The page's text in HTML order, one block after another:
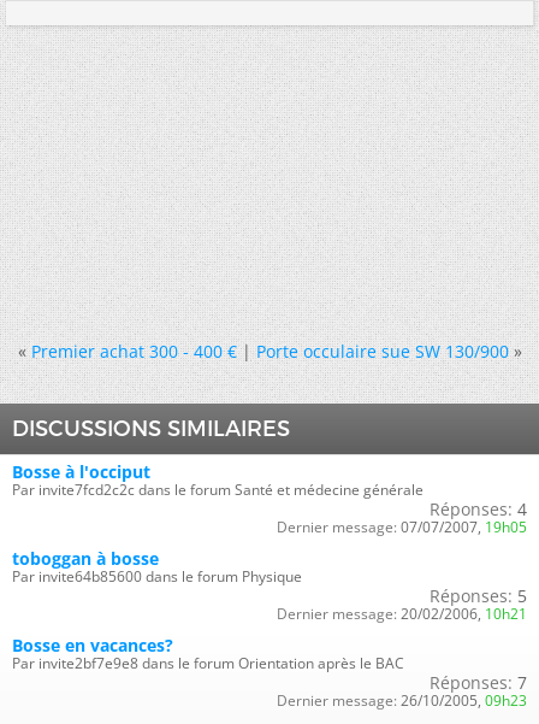
« Premier achat 300 - 400|Porte occulaire sue SW 130/900 »
DISCUSSIONS SIMILAIRES
Bosse à l'occiput
Par invite7fcd2c2c dans le forum Santé et médecine générale
Réponses: 4
Dernier message: 07/07/2007, 19h05
toboggan à bosse
Par invite64b85600 dans le forum Physique
Réponses: 5
Dernier message: 20/02/2006, 10h21
Bosse en vacances?
Par invite2bf7e9e8 dans le forum Orientation après le BAC
Réponses: 7
Dernier message: 26/10/2005, 09h23